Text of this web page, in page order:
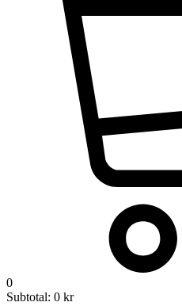
0
Subtotal: 0 kr